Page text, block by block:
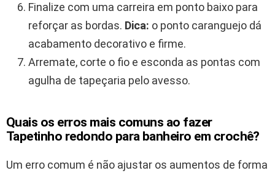
Finalize com uma carreira em ponto baixo para
reforçar as bordas. Dica: o ponto caranguejo dá
acabamento decorativo e firme.
Arremate, corte o fio e esconda as pontas com
agulha de tapeçaria pelo avesso.
Quais os erros mais comuns ao fazer
Tapetinho redondo para banheiro em crochê?
Um erro comum é não ajustar os aumentos de forma